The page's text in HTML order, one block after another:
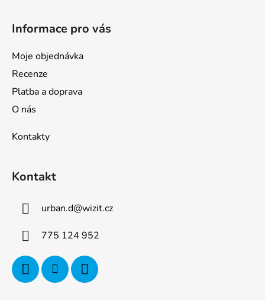
Informace pro vás
Moje objednávka
Recenze
Platba a doprava
O nás
Kontakty
Kontakt
urban.d@wizit.cz
775 124 952